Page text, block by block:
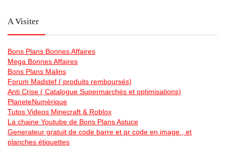
A Visiter
Bons Plans Bonnes Affaires
Mega Bonnes Affaires
Bons Plans Malins
Forum Madstef ( produits remboursés)
Anti Crise ( Catalogue Supermarchés et optimisations)
PlaneteNumérique
Tutos Videos Minecraft & Roblox
La chaine Youtube de Bons Plans Astuce
Generateur gratuit de code barre et qr code en image , et
planches étiquettes